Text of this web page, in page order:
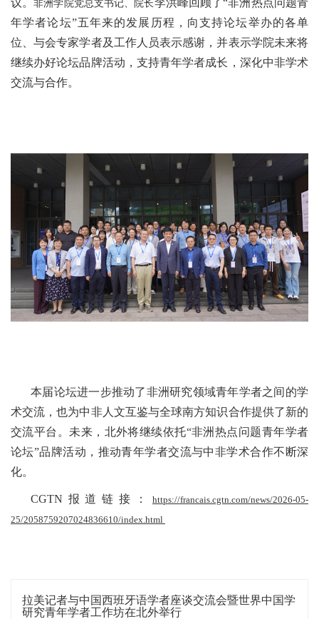
议。非洲学院党总支书记、院长李洪峰回顾了“非洲热点问题青
年学者论坛”五年来的发展历程，向支持论坛举办的各单
位、与会专家学者及工作人员表示感谢，并表示学院未来将
继续办好论坛品牌活动，支持青年学者成长，深化中非学术
交流与合作。
本届论坛进一步推动了非洲研究领域青年学者之间的学
术交流，也为中非人文互鉴与全球南方知识合作提供了新的
交流平台。未来，北外将继续依托“非洲热点问题青年学者
论坛”品牌活动，推动青年学者交流与中非学术合作不断深
化。
CGTN报道链接： https://francais.cgtn.com/news/2026-05-
25/2058759207024836610/index.html
拉美记者与中国西班牙语学者座谈交流会暨世界中国学
研究青年学者工作坊在北外举行